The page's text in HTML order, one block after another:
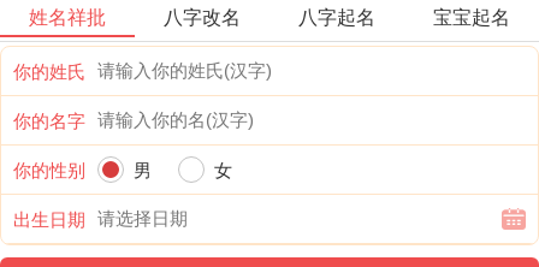
姓名祥批 八字改名 八字起名 宝宝起名
你的姓氏
你的名字
你的性别
男
女
出生日期